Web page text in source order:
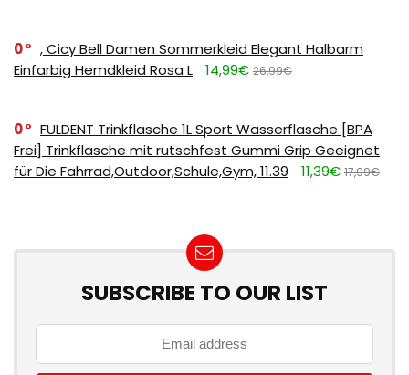
0
, Cicy Bell Damen Sommerkleid Elegant Halbarm
Einfarbig Hemdkleid Rosa L
14,99€ 26,99€
0
FULDENT Trinkflasche 1L Sport Wasserflasche [BPA
Frei] Trinkflasche mit rutschfest Gummi Grip Geeignet
für Die Fahrrad,Outdoor,Schule,Gym, 11.39
11,39€ 17,99€
SUBSCRIBE TO OUR LIST